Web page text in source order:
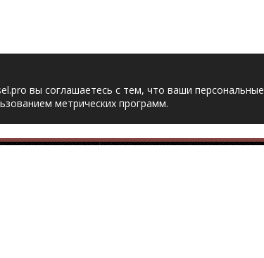
вы соглашаетесь с тем, что ваши персональные
метрических программ.